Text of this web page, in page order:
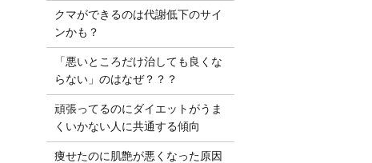
クマができるのは代謝低下のサイ
ンかも？
「悪いところだけ治しても良くな
らない」のはなぜ？？？
頑張ってるのにダイエットがうま
くいかない人に共通する傾向
痩せたのに肌艶が悪くなった原因